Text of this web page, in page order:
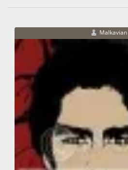
Malkavian